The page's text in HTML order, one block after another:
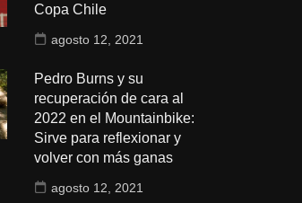
Copa Chile
agosto 12, 2021
Pedro Burns y su
recuperación de cara al
2022 en el Mountainbike:
Sirve para reflexionar y
volver con más ganas
agosto 12, 2021